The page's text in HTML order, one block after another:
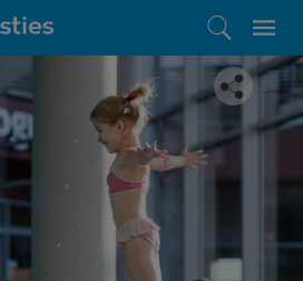
šis piedāvājums?